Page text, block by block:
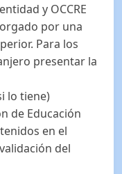
y OCCRE
por una
Para los
presentar la
lo tiene)
de Educación
en el
del